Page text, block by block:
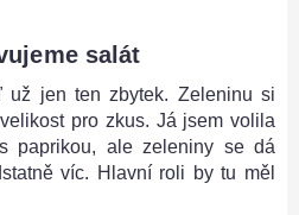
salát
už jen ten zbytek. Zeleninu si
pro zkus. Já jsem volila
paprikou, ale zeleniny se dá
víc. Hlavní roli by tu měl